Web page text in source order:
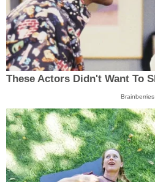
These Actors Didn't Want To
Brainberries